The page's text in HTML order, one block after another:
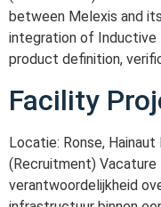
between Melexis and
integration of Inductive
product definition,
Facility
Locatie: Ronse,
(Recruitment) Vacature
verantwoordelijkheid